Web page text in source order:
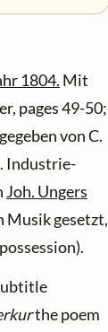
1804. Mit
pages 49-50;
von C.
Industrie-
Joh. Ungers
Musik gesetzt,
the poem